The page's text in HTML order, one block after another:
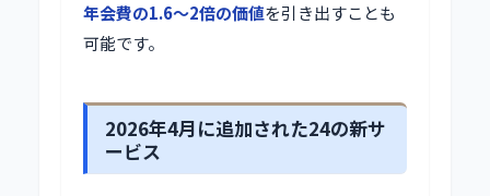
年会費の1.6〜2倍の価値を引き出すことも
可能です。
2026年4月に追加された24の新サ
ービス